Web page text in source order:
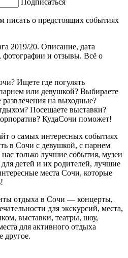
писать о предстоящих событиях
2019/20. Описание, дата
и отзывы. Всё о
Ищете где погулять
или девушкой? Выбираете
на выходные?
Посещаете выставки?
КудаСочи поможет!
о самых интересных событиях
в Сочи с девушкой, с парнем
только лучшие события, музеи
детей и их родителей, лучшие
места Сочи, которые
отдыха в Сочи — концерты,
для экскурсий, места,
выставки, театры, шоу,
для активного отдыха
другое.